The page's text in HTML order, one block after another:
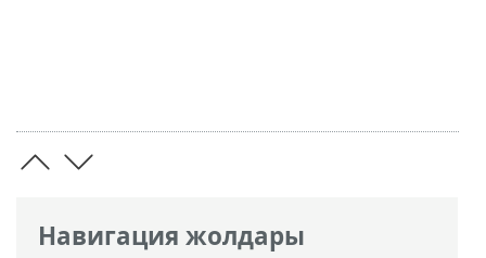
Навигация жолдары